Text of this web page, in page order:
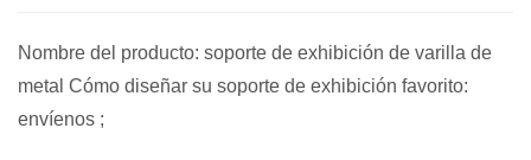
Nombre del producto: soporte de exhibición de varilla de
metal Cómo diseñar su soporte de exhibición favorito:
envíenos ;